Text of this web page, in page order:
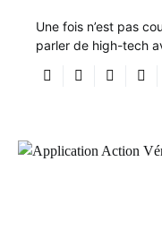
Une fois n’est pas
parler de high-tech